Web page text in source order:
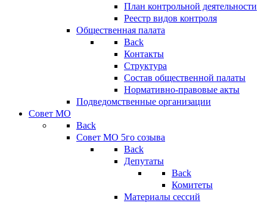
План контрольной деятельности
Реестр видов контроля
Общественная палата
Back
Контакты
Структура
Состав общественной палаты
Нормативно-правовые акты
Подведомственные организации
Совет МО
Back
Совет МО 5го созыва
Back
Депутаты
Back
Комитеты
Материалы сессий